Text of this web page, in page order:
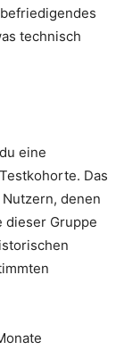
technisch
eine
Das
denen
dieser Gruppe